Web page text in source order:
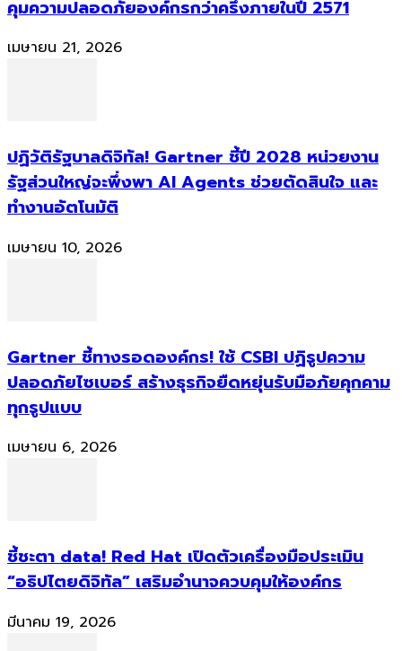
คุมความปลอดภัยองค์กรกว่าครึ่งภายในปี 2571
เมษายน 21, 2026
ปฏิวัติรัฐบาลดิจิทัล! Gartner ชี้ปี 2028 หน่วยงาน
รัฐส่วนใหญ่จะพึ่งพา AI Agents ช่วยตัดสินใจ และ
ทำงานอัตโนมัติ
เมษายน 10, 2026
Gartner ชี้ทางรอดองค์กร! ใช้ CSBI ปฏิรูปความ
ปลอดภัยไซเบอร์ สร้างธุรกิจยืดหยุ่นรับมือภัยคุกคาม
ทุกรูปแบบ
เมษายน 6, 2026
ชี้ชะตา data! Red Hat เปิดตัวเครื่องมือประเมิน
“อธิปไตยดิจิทัล” เสริมอำนาจควบคุมให้องค์กร
มีนาคม 19, 2026